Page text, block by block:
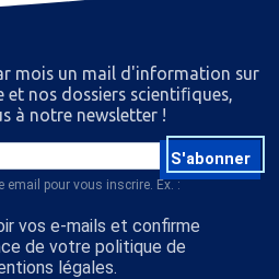
mois un mail d'information sur
et nos dossiers scientiﬁques,
à notre newsletter !
S'abonner
email pour vous inscrire. Ex. :
vos e-mails et confirme
de votre politique de
légales.